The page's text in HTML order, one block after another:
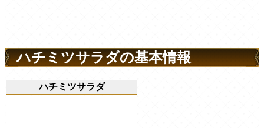
ハチミツサラダの基本情報
ハチミツサラダ